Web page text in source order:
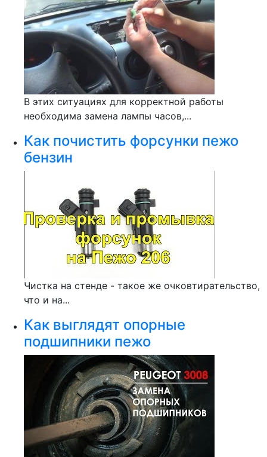
В этих ситуациях для корректной работы
необходима замена лампы часов,...
Как почистить форсунки пежо
бензин
Чистка на стенде - такое же очковтирательство,
что и на...
Как выглядят опорные
подшипники пежо